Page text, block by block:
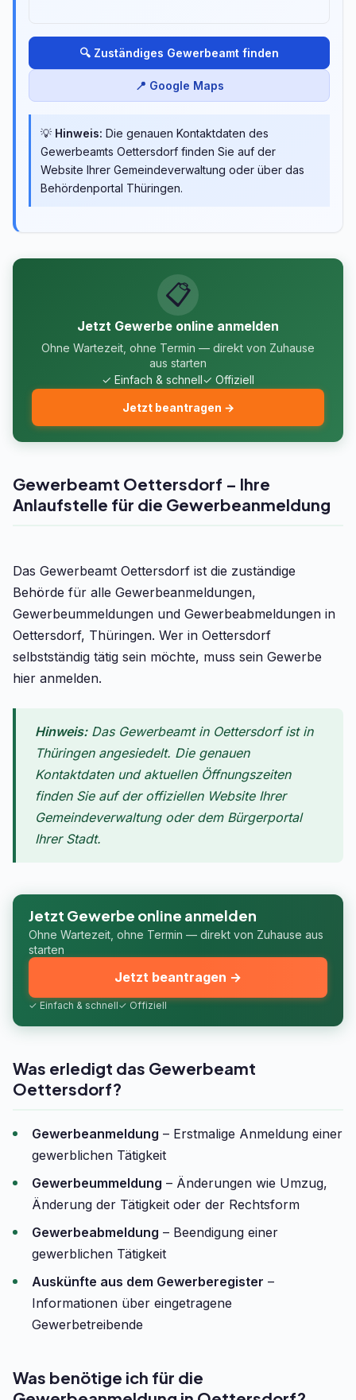
🔍 Zuständiges Gewerbeamt finden
📍 Google Maps
💡 Hinweis: Die genauen Kontaktdaten des
Gewerbeamts Oettersdorf finden Sie auf der
Website Ihrer Gemeindeverwaltung oder über das
Behördenportal Thüringen.
📋
Jetzt Gewerbe online anmelden
Ohne Wartezeit, ohne Termin — direkt von Zuhause
aus starten
✓ Einfach & schnell✓ Offiziell
Jetzt beantragen →
Gewerbeamt Oettersdorf – Ihre
Anlaufstelle für die Gewerbeanmeldung
Das Gewerbeamt Oettersdorf ist die zuständige
Behörde für alle Gewerbeanmeldungen,
Gewerbeummeldungen und Gewerbeabmeldungen in
Oettersdorf, Thüringen. Wer in Oettersdorf
selbstständig tätig sein möchte, muss sein Gewerbe
hier anmelden.
Hinweis:Das Gewerbeamt in Oettersdorf ist in
Thüringen angesiedelt. Die genauen
Kontaktdaten und aktuellen Öffnungszeiten
finden Sie auf der offiziellen Website Ihrer
Gemeindeverwaltung oder dem Bürgerportal
Ihrer Stadt.
Jetzt Gewerbe online anmelden
Ohne Wartezeit, ohne Termin — direkt von Zuhause aus
starten
✓ Einfach & schnell✓ Offiziell
Jetzt beantragen →
Was erledigt das Gewerbeamt
Oettersdorf?
Gewerbeanmeldung – Erstmalige Anmeldung einer
gewerblichen Tätigkeit
Gewerbeummeldung – Änderungen wie Umzug,
Änderung der Tätigkeit oder der Rechtsform
Gewerbeabmeldung – Beendigung einer
gewerblichen Tätigkeit
Auskünfte aus dem Gewerberegister –
Informationen über eingetragene
Gewerbetreibende
Was benötige ich für die